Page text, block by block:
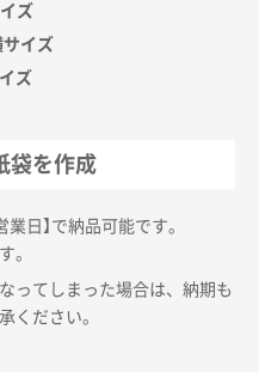
ズ
サイズ
ズ
袋を作成
日】で納品可能です。
。
ってしまった場合は、納期も
ください。